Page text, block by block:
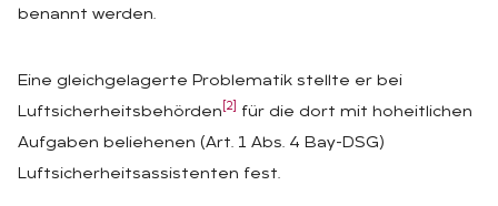
benannt werden.
Eine gleichgelagerte Problematik stellte er bei
Luftsicherheitsbehörden [2]
für die dort mit hoheitlichen
Aufgaben beliehenen (Art. 1 Abs. 4 Bay-DSG)
Luftsicherheitsassistenten fest.